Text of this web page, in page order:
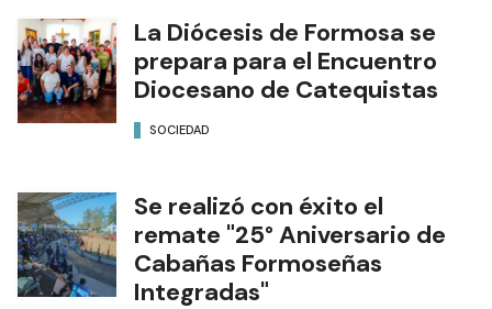
La Diócesis de Formosa se
prepara para el Encuentro
Diocesano de Catequistas
SOCIEDAD
Se realizó con éxito el
remate "25° Aniversario de
Cabañas Formoseñas
Integradas"